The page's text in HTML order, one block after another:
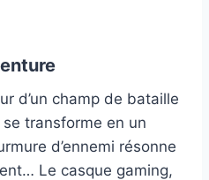
d’un champ de bataille
transforme en un
d’ennemi résonne
Le casque gaming,